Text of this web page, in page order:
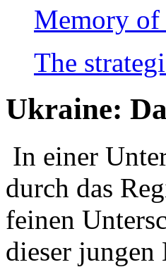
Memory of
The
Ukraine:
In einer
durch das
feinen
dieser